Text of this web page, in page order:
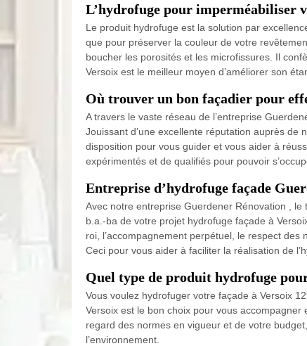
L’hydrofuge pour imperméabiliser
Le produit hydrofuge est la solution par
que pour préserver la couleur de votre
boucher les porosités et les microfissures. Il
Versoix est le meilleur moyen d’améliorer son
Où trouver un bon façadier pour
A travers le vaste réseau de l’entreprise
Jouissant d’une excellente réputation auprès
disposition pour vous guider et vous aider à
expérimentés et de qualifiés pour pouvoir
Entreprise d’hydrofuge façade
Avec notre entreprise Guerdener Rénovation ,
b.a.-ba de votre projet hydrofuge façade à
roi, l’accompagnement perpétuel, le respect
Ceci pour vous aider à faciliter la réalisation de
Quel type de produit hydrofuge
Vous voulez hydrofuger votre façade à Versoix
Versoix est le bon choix pour vous
regard des normes en vigueur et de votre
l’environnement.